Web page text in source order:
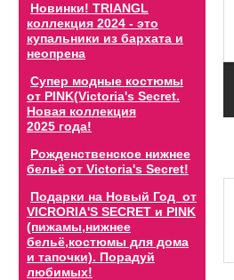
Новинки! TRIANGL
коллекция 2024 - это
купальники из бархата и
неопрена
Супер модные костюмы
от PINK(Victoria's Secret.
Новая коллекция
2025 года!
Рожденственское нижнее
бельё от Victoria's Secret!
Подарки на Новый Год от
VICRORIA'S SECRET и PINK
(пижамы,нижнее
бельё,костюмы для дома
и тапочки). Порадуй
любимых!